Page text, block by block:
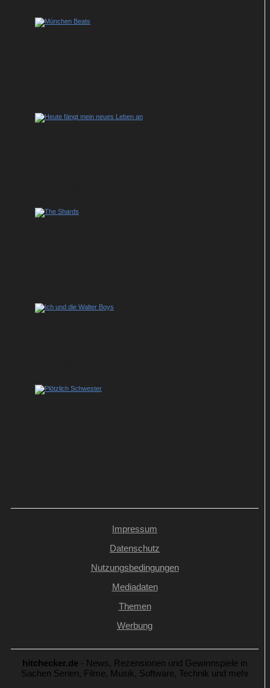
Impressum
Datenschutz
Nutzungsbedingungen
Mediadaten
Themen
Werbung
hitchecker.de - News, Rezensionen und Gewinnspiele in
Sachen Serien, Filme, Musik, Software, Technik und mehr